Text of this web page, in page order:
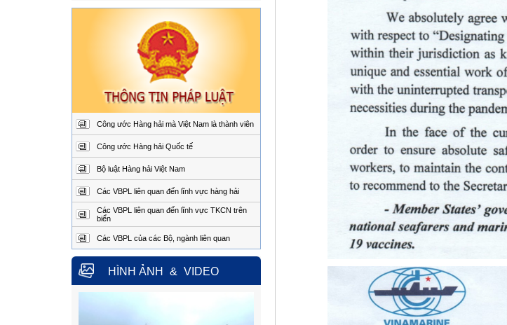
34/33 Ngô Quyền, phường
Ngô Quyền, thành phố Hải
Phòng
02253.759.508 (24/24h)
02253.759.507
Trung tâm Phối hợp tìm kiếm, cứu
nạn hàng hải khu vực II
Địa
chỉ:
Đường Hoàng Sa, Phường
Sơn Trà, thành phố Đà
Nẵng
Điện
thoại:
02363.924.957 (24/24h)
Fax:
02363.924.956
Trung tâm Phối hợp tìm kiếm, cứu
nạn hàng hải khu vực III
Địa
chỉ:
1151/45 Đường 30 tháng 4,
Phường Phước Thắng,
thành phố Hồ Chí Minh.
Điện
0254.3850.950 (24/24h)
Công ước Hàng hải mà Việt Nam là thành viên
Công ước Hàng hải Quốc tế
Bộ luật Hàng hải Việt Nam
Các VBPL liên quan đến lĩnh vực hàng hải
Các VBPL liên quan đến lĩnh vực TKCN trên
biển
Các VBPL của các Bộ, ngành liên quan
HÌNH ẢNH & VIDEO